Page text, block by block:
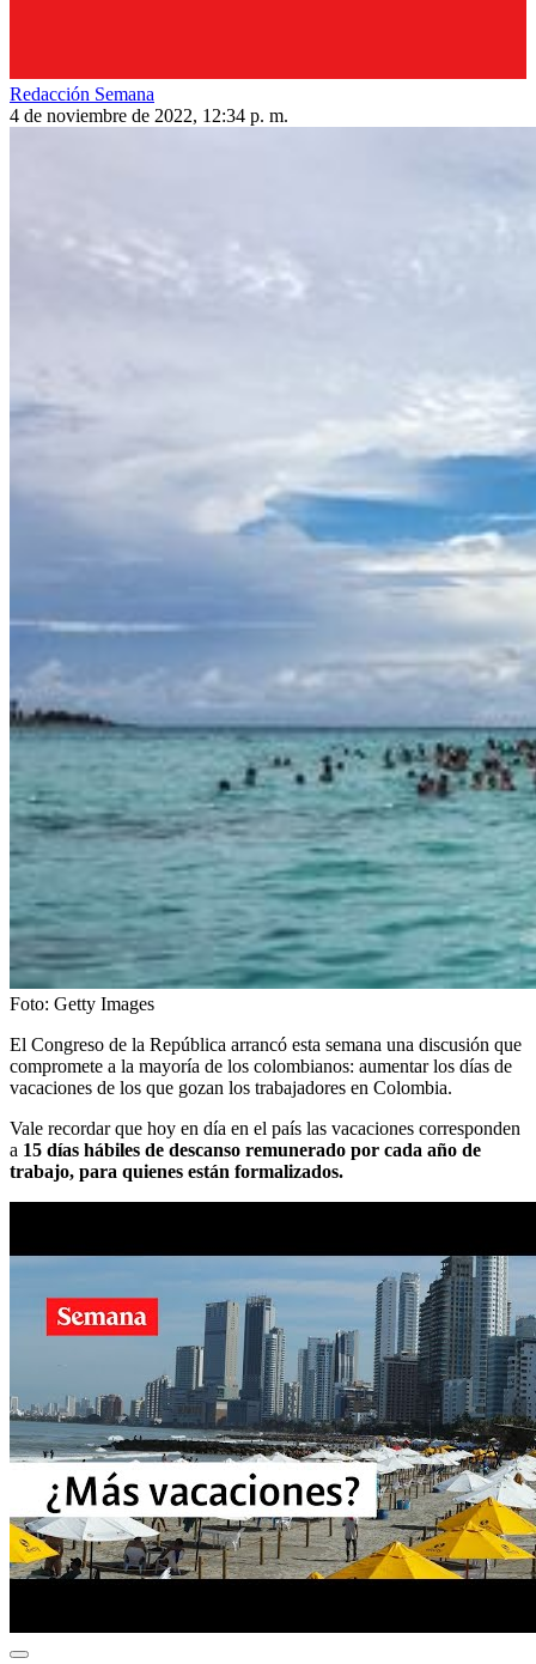
Redacción Semana
4 de noviembre de 2022, 12:34 p. m.
Foto: Getty Images
El Congreso de la República arrancó esta semana una discusión que
compromete a la mayoría de los colombianos: aumentar los días de
vacaciones de los que gozan los trabajadores en Colombia.
Vale recordar que hoy en día en el país las vacaciones corresponden
a 15 días hábiles de descanso remunerado por cada año de
trabajo, para quienes están formalizados.